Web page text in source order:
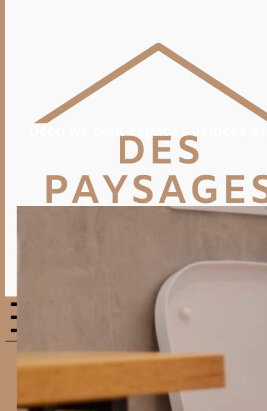
VIE PRATIQUE
ENERGIE
TRAVAUX
DEVIS
Rechercher
Rechercher :
mobile
Déco wc petit espace : astuces